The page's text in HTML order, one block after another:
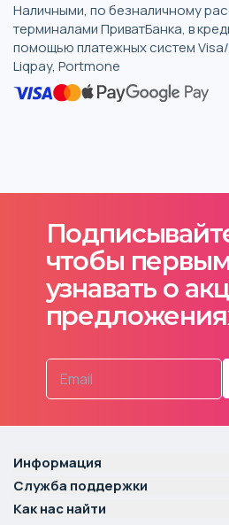
Наличными, по безналичному
терминалами ПриватБанка, в
помощью платежных систем
Liqpay, Portmone
чтобы
узнавать о
Информация
Служба поддержки
Как нас найти